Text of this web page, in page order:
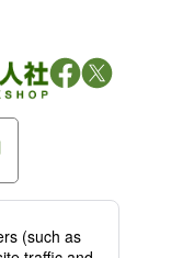
3-13 8F
3116